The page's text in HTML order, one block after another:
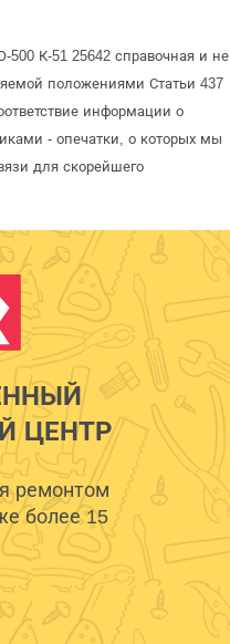
К-51 25642 справочная и не
положениями Статьи 437
информации о
- опечатки, о которых мы
для скорейшего
ЦЕНТР
ремонтом
более 15